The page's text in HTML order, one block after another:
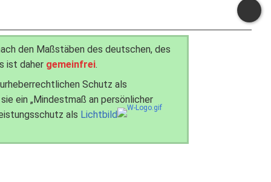
den Maßstäben des deutschen, des
ist daher gemeinfrei.
Schutz als
ein „Mindestmaß an persönlicher
als Lichtbild